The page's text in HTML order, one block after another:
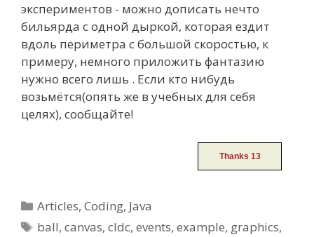
экспериментов - можно дописать нечто
бильярда с одной дыркой, которая ездит
вдоль периметра с большой скоростью, к
примеру, немного приложить фантазию
нужно всего лишь . Если кто нибудь
возьмётся(опять же в учебных для себя
целях), сообщайте!
Categories
Articles,Coding, Java
Tags
ball,canvas,cldc,events,example, graphics,